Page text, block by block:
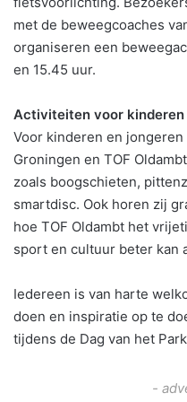
met de beweegcoaches
organiseren een
en 15.45 uur.
Activiteiten voor kinderen
Voor kinderen en
Groningen en TOF
zoals boogschieten,
smartdisc. Ook horen zij
hoe TOF Oldambt het
sport en cultuur beter kan
Iedereen is van harte
doen en inspiratie op te
tijdens de Dag van het
-